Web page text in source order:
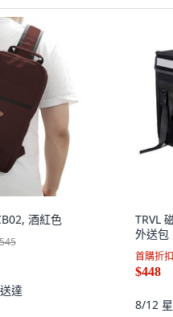
酒紅色
達
TRVL
外送包
首購折
$448
8/12